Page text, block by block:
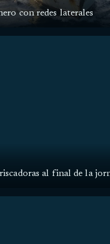
con redes laterales
al final de la